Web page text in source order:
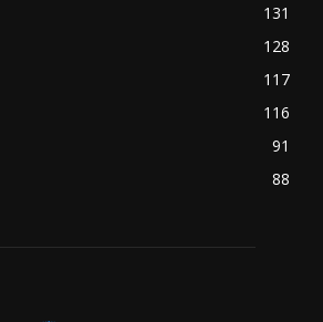
131
128
117
116
91
88